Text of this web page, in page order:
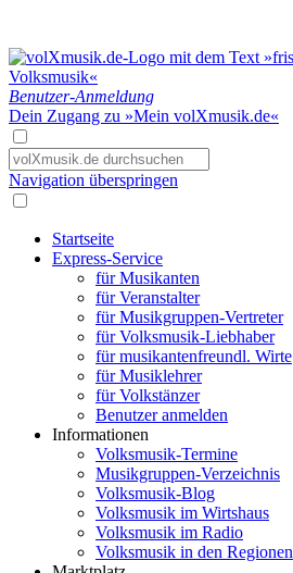
Benutzer-Anmeldung
Dein Zugang zu »Mein volXmusik.de«
Navigation überspringen
Startseite
Express-Service
für Musikanten
für Veranstalter
für Musikgruppen-Vertreter
für Volksmusik-Liebhaber
für musikantenfreundl. Wirte
für Musiklehrer
für Volkstänzer
Benutzer anmelden
Informationen
Volksmusik-Termine
Musikgruppen-Verzeichnis
Volksmusik-Blog
Volksmusik im Wirtshaus
Volksmusik im Radio
Volksmusik in den Regionen